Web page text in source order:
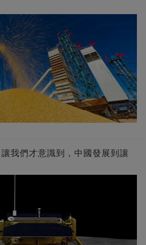
我們才意識到，中國發展到讓